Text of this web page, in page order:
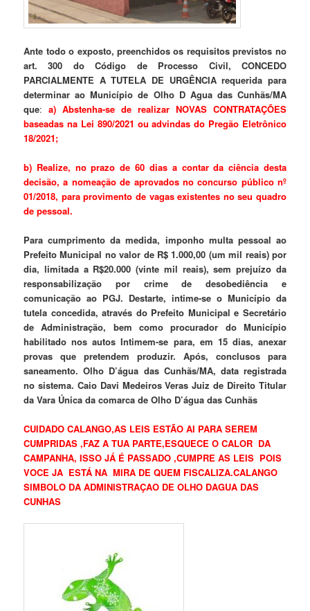
Ante todo o exposto, preenchidos os requisitos previstos no
art. 300 do Código de Processo Civil, CONCEDO
PARCIALMENTE A TUTELA DE URGÊNCIA requerida para
determinar ao Município de Olho D Agua das Cunhãs/MA
que:a) Abstenha-se de realizar NOVAS CONTRATAÇÕES
baseadas na Lei 890/2021 ou advindas do Pregão Eletrônico
18/2021;
b) Realize, no prazo de 60 dias a contar da ciência desta
decisão, a nomeação de aprovados no concurso público nº
01/2018, para provimento de vagas existentes no seu quadro
de pessoal.
Para cumprimento da medida, imponho multa pessoal ao
Prefeito Municipal no valor de R$ 1.000,00 (um mil reais) por
dia, limitada a R$20.000 (vinte mil reais), sem prejuízo da
responsabilização por crime de desobediência e
comunicação ao PGJ. Destarte, intime-se o Município da
tutela concedida, através do Prefeito Municipal e Secretário
de Administração, bem como procurador do Município
habilitado nos autos Intimem-se para, em 15 dias, anexar
provas que pretendem produzir. Após, conclusos para
saneamento. Olho D’água das Cunhãs/MA, data registrada
no sistema. Caio Davi Medeiros Veras Juiz de Direito Titular
da Vara Única da comarca de Olho D’água das Cunhãs
CUIDADO CALANGO,AS LEIS ESTÃO AI PARA SEREM
CUMPRIDAS ,FAZ A TUA PARTE,ESQUECE O CALOR DA
CAMPANHA, ISSO JÁ É PASSADO ,CUMPRE AS LEIS POIS
VOCE JA ESTÁ NA MIRA DE QUEM FISCALIZA.CALANGO
SIMBOLO DA ADMINISTRAÇAO DE OLHO DAGUA DAS
CUNHAS